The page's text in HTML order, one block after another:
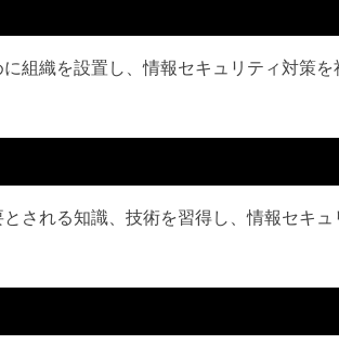
組織を設置し、情報セキュリティ対策を
される知識、技術を習得し、情報セキュ